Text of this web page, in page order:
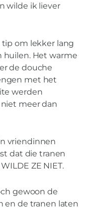
wilde ik liever
om lekker lang
huilen. Het warme
de douche
met het
werden
meer dan
vriendinnen
dat die tranen
ZE NIET.
gewoon de
en de tranen laten